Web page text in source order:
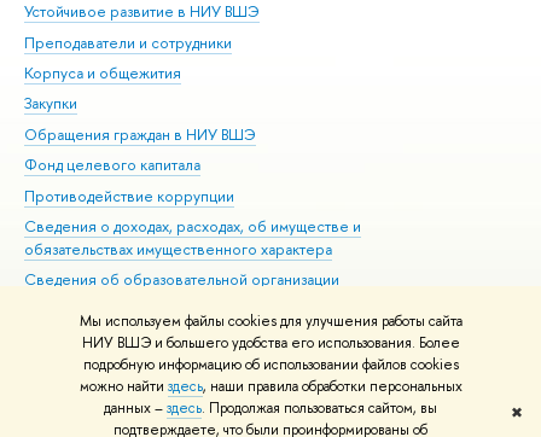
Мы используем файлы cookies для улучшения работы сайта
НИУ ВШЭ и большего удобства его использования. Более
подробную информацию об использовании файлов cookies
можно найти здесь, наши правила обработки персональных
данных –здесь. Продолжая пользоваться сайтом, вы
подтверждаете, что были проинформированы об
✖
Устойчивое развитие в НИУ ВШЭ
Преподаватели и сотрудники
Корпуса и общежития
Закупки
Обращения граждан в НИУ ВШЭ
Фонд целевого капитала
Противодействие коррупции
Сведения о доходах, расходах, об имуществе и
обязательствах имущественного характера
Сведения об образовательной организации
Людям с ограниченными возможностями здоровья
Единая платежная страница
Работа в Вышке